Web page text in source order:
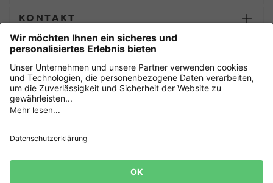
KONTAKT
ZAHLUNG UND LIEFERUNG
Sicher einkaufen mit
Impressum